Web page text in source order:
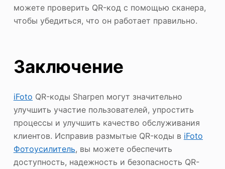
можете проверить QR-код с помощью сканера,
чтобы убедиться, что он работает правильно.
Заключение
iFoto QR-коды Sharpen могут значительно
улучшить участие пользователей, упростить
процессы и улучшить качество обслуживания
клиентов. Исправив размытые QR-коды в iFoto
Фотоусилитель, вы можете обеспечить
доступность, надежность и безопасность QR-